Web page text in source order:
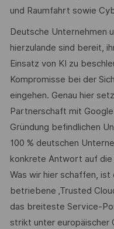
und Raumfahrt sowie
Deutsche Unternehmen
hierzulande sind bereit,
Einsatz von KI zu
Kompromisse bei der
eingehen. Genau hier
Partnerschaft mit
Gründung befindlichen
100 % deutschen
konkrete Antwort auf
Was wir hier schaffen, ist
betriebene ‚Trusted
das breiteste Service-
strikt unter europäischer